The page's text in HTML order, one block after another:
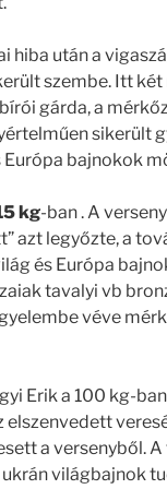
hiba után a
szembe. Itt két
gárda, a
sikerült
Európa bajnokok
kg-ban . A
azt legyőzte, a
és Európa
tavalyi vb
véve
Erik a 100 kg-
elszenvedett
a versenyből.
világbajnok